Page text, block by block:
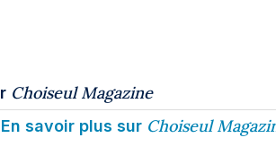
Choiseul Magazine
En savoir plus sur Choiseul